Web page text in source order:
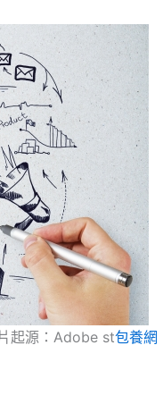
起源：Adobe st包養網